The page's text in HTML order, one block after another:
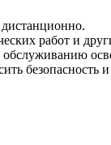
работ и
безопасность